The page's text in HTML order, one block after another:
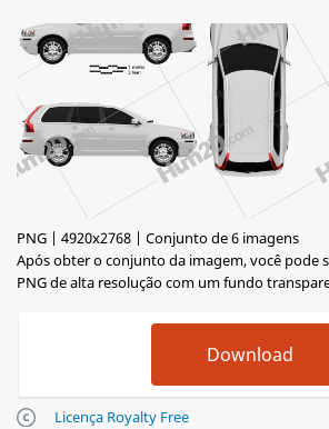
PNG | 4920x2768 | Conjunto de 6 imagens
Após obter o conjunto da imagem, você pode
PNG de alta resolução com um fundo
Licença Royalty Free